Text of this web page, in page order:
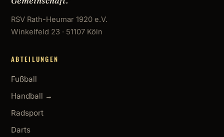
RSV Rath-Heumar 1920 e.V.
Winkelfeld 23 · 51107 Köln
ABTEILUNGEN
Fußball
Handball →
Radsport
Darts